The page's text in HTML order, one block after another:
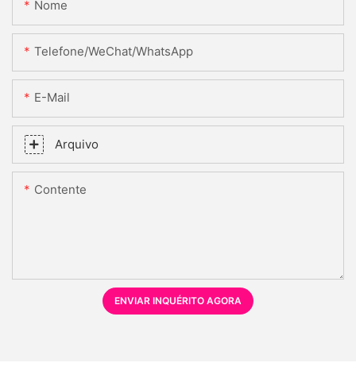
Nome
Telefone/WeChat/WhatsApp
E-Mail
Arquivo
Contente
ENVIAR INQUÉRITO AGORA